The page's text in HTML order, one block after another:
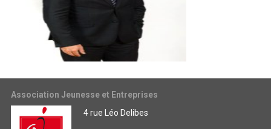
Association Jeunesse et Entreprises
4 rue Léo Delibes